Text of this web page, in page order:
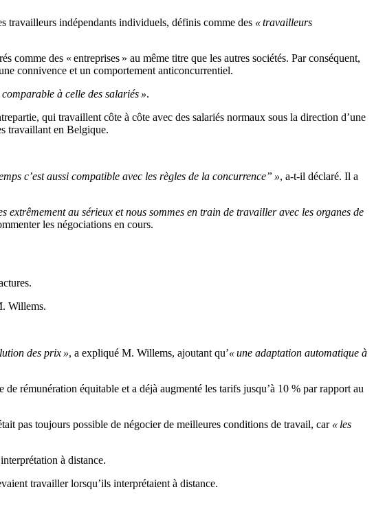
travailleurs indépendants individuels, définis comme des « travailleurs
comme des « entreprises » au même titre que les autres sociétés. Par conséquent,
connivence et un comportement anticoncurrentiel.
à celle des salariés ».
qui travaillent côte à côte avec des salariés normaux sous la direction d’une
travaillant en Belgique.
c’est aussi compatible avec les règles de la concurrence” », a-t-il déclaré. Il a
extrêmement au sérieux et nous sommes en train de travailler avec les organes de
les négociations en cours.
Willems.
des prix », a expliqué M. Willems, ajoutant qu’« une adaptation automatique à
rémunération équitable et a déjà augmenté les tarifs jusqu’à 10 % par rapport au
pas toujours possible de négocier de meilleures conditions de travail, car « les
à distance.
travailler lorsqu’ils interprétaient à distance.